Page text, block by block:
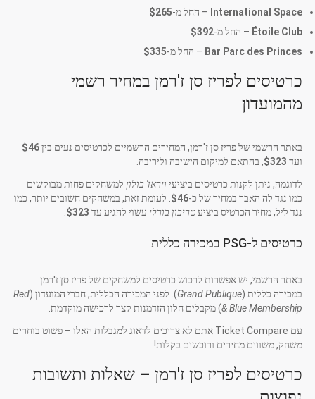
International Space – החל מ-$265
Étoile Club – החל מ-$392
Bar Parc des Princes – החל מ-$335
כרטיסים לפריז סן ז'רמן במחיר רשמי
מהמועדון
באתר הרשמי של פריז סן ז'רמן, המחירים הרשמיים לכרטיסים נעים בין$46
ועד $323, בהתאם למיקום הישיבה וליריבה.
לדוגמה, ניתן לקנות כרטיסים ביציעי ויראז' בולון למשחקים פחות מבוקשים
כמו נגד לה האבר במחיר של כ-$46 . לעומת זאת, במשחקים חשובים יותר, כמו
נגד ליל, מחיר הכרטיס ביציעטריבון בורלי עשוי להגיע עד $323
כרטיסים ל-PSG במכירה כללית
באתר הרשמי, יש אפשרות לרכוש כרטיסים למשחקים של פריז סן ז'רמן
במכירה כללית (Grand Publique). לפני המכירה הכללית, חברי המועדון (Red
& Blue Membership) מקבלים חלון הזדמנות קצר לרכישה מוקדמת.
עם Ticket Compare אתם לא צריכים לדאוג למגבלות האלו – פשוט בוחרים
משחק, משווים מחירים ורוכשים בקלות!
כרטיסים לפריז סן ז'רמן – שאלות ותשובות